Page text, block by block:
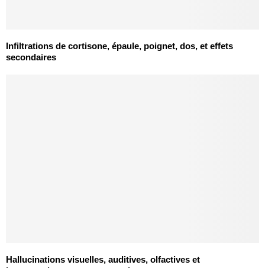
Infiltrations de cortisone, épaule, poignet, dos, et effets
secondaires
Hallucinations visuelles, auditives, olfactives et